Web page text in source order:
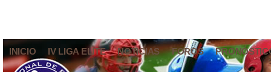
INICIO IV LIGA ELITE NOTICIAS FOROS